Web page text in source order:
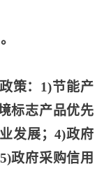
策：1)节能产
标志产品优先
发展；4)政府
政府采购信用